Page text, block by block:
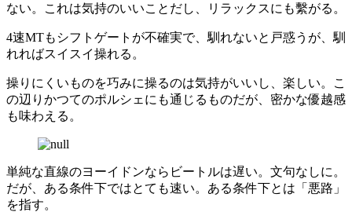
ない。これは気持のいいことだし、リラックスにも繫がる。
4速MTもシフトゲートが不確実で、馴れないと戸惑うが、馴
れればスイスイ操れる。
操りにくいものを巧みに操るのは気持がいいし、楽しい。こ
の辺りかつてのポルシェにも通じるものだが、密かな優越感
も味わえる。
単純な直線のヨーイドンならビートルは遅い。文句なしに。
だが、ある条件下ではとても速い。ある条件下とは「悪路」
を指す。